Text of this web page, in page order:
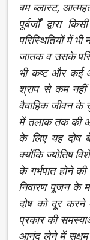
बम ब्‍लास्‍ट,
पूर्वर्जों द्वारा
परिस्थितियों में भी
जातक व उसके
भी कष्ट और कई
श्राप से कम नहीं
वैवाहिक जीवन
में तलाक तक की
के लिए यह दोष
क्योंकि ज्योतिष
के गर्भपात होने
निवारण पूजन के
दोष को दूर
प्रकार की
आनंद लेने में सक्षम